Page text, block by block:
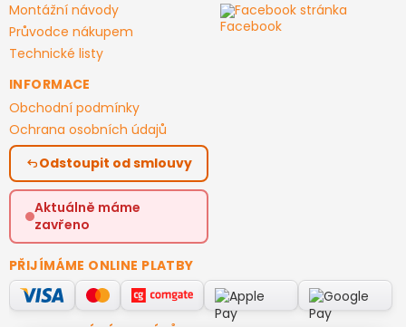
Montážní návody
Průvodce nákupem
Technické listy
Facebook stránka
INFORMACE
Obchodní podmínky
Ochrana osobních údajů
Odstoupit od smlouvy
Aktuálně máme
zavřeno
PŘIJÍMÁME ONLINE PLATBY